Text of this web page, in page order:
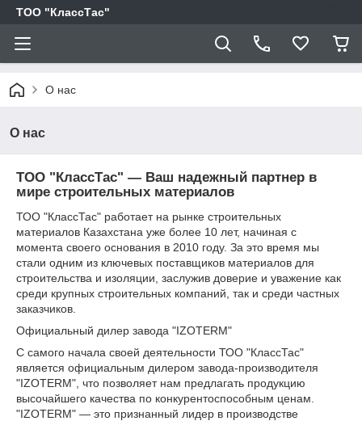
ТОО "КлассТас"
О нас
О нас
ТОО "КлассТас" — Ваш надежный партнер в
мире строительных материалов
ТОО "КлассТас" работает на рынке строительных
материалов Казахстана уже более 10 лет, начиная с
момента своего основания в 2010 году. За это время мы
стали одним из ключевых поставщиков материалов для
строительства и изоляции, заслужив доверие и уважение как
среди крупных строительных компаний, так и среди частных
заказчиков.
Официальный дилер завода "IZOTERM"
С самого начала своей деятельности ТОО "КлассТас"
является официальным дилером завода-производителя
"IZOTERM", что позволяет нам предлагать продукцию
высочайшего качества по конкурентоспособным ценам.
"IZOTERM" — это признанный лидер в производстве